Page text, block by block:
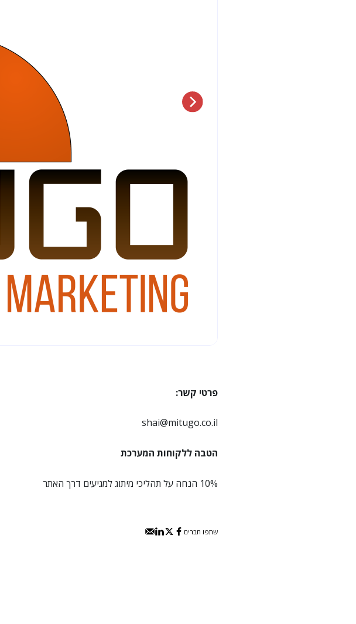
פרטי קשר:
shai@mitugo.co.il
הטבה ללקוחות המערכת
10% הנחה על תהליכי מיתוג למגיעים דרך האתר
שתפו חברים